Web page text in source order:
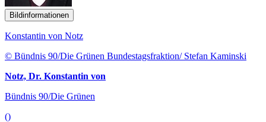
Bildinformationen
Konstantin von Notz
© Bündnis 90/Die Grünen Bundestagsfraktion/ Stefan Kaminski
Notz, Dr. Konstantin von
Bündnis 90/Die Grünen
()